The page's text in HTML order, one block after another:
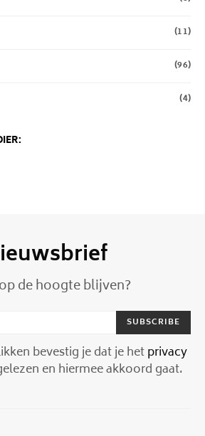
(11)
(96)
(4)
de hoogte blijven?
SUBSCRIBE
bevestig je dat je hetprivacy
en hiermee akkoord gaat.